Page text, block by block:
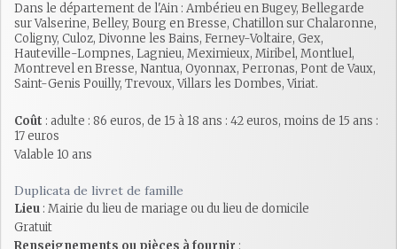
Dans le département de l'Ain : Ambérieu en Bugey, Bellegarde
sur Valserine, Belley, Bourg en Bresse, Chatillon sur Chalaronne,
Coligny, Culoz, Divonne les Bains, Ferney-Voltaire, Gex,
Hauteville-Lompnes, Lagnieu, Meximieux, Miribel, Montluel,
Montrevel en Bresse, Nantua, Oyonnax, Perronas, Pont de Vaux,
Saint-Genis Pouilly, Trevoux, Villars les Dombes, Viriat.
Coût : adulte : 86 euros, de 15 à 18 ans : 42 euros, moins de 15 ans :
17 euros
Valable 10 ans
Duplicata de livret de famille
Lieu : Mairie du lieu de mariage ou du lieu de domicile
Gratuit
Renseignements ou pièces à fournir :